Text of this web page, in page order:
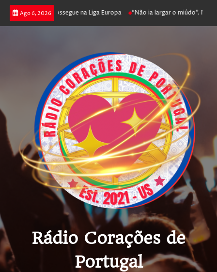
Ago 6, 2026
poker e prossegue na Liga Europa “Não ia largar o miúdo”.
Rádio Corações de
Portugal